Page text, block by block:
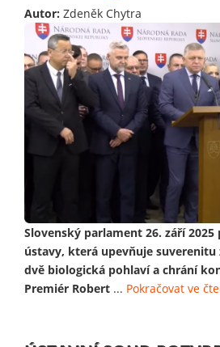
Autor: Zdeněk Chytra
Slovenský parlament 26. září
ústavy, která upevňuje suverenitu
dvě biologická pohlaví a chrání
Premiér Robert ... Pokračovat ve